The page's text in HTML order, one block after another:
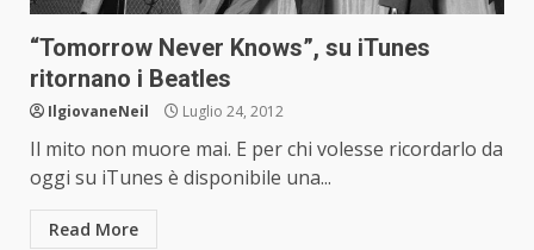
“Tomorrow Never Knows”, su iTunes
ritornano i Beatles
IlgiovaneNeil Luglio 24, 2012
Il mito non muore mai. E per chi volesse ricordarlo da
oggi su iTunes è disponibile una...
Read More